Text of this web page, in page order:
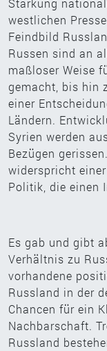
Stärkung
westlichen
Feindbild
Russen sind an
maßloser Weise
gemacht, bis hin
einer
Ländern.
Syrien werden
Bezügen
widerspricht
Politik, die einen
Es gab und gibt
Verhältnis zu
vorhandene
Russland in der
Chancen für ein
Nachbarschaft.
Russland